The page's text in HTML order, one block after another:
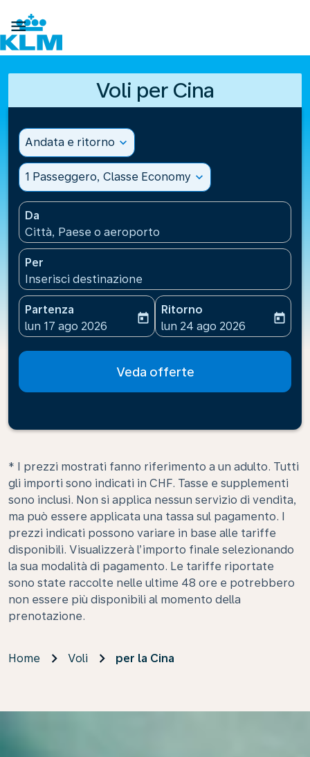

Voli per Cina
Andata e ritorno expand_more
1 Passeggero, Classe Economy expand_more
Da
Città, Paese o aeroporto
Per
Inserisci destinazione
Partenza
fc-booking-departure-date-aria-label
lun 17 ago 2026
today
Ritorno
fc-booking-return-date-
lun 24 ago 2026
today
Veda offerte
* I prezzi mostrati fanno riferimento a un adulto. Tutti
gli importi sono indicati in CHF. Tasse e supplementi
sono inclusi. Non si applica nessun servizio di vendita,
ma può essere applicata una tassa sul pagamento. I
prezzi indicati possono variare in base alle tariffe
disponibili. Visualizzerà l’importo finale selezionando
la sua modalità di pagamento. Le tariffe riportate
sono state raccolte nelle ultime 48 ore e potrebbero
non essere più disponibili al momento della
prenotazione.
Home Voli per la Cina